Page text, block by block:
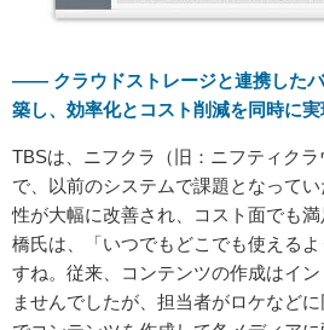
—— クラウドストレージと連携した
築し、効率化とコスト削減を同時に実
TBSは、ニフクラ（旧：ニフティク
で、以前のシステムで課題となって
性が大幅に改善され、コスト面でも
橋氏は、「いつでもどこでも使える
すね。従来、コンテンツの作成はイ
ませんでしたが、担当者がロケなど